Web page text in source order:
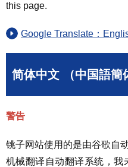
this page.
Google Translate：
简体中文 （中国語簡
警告
铫子网站使用的是由谷歌自
机械翻译自动翻译系统，我